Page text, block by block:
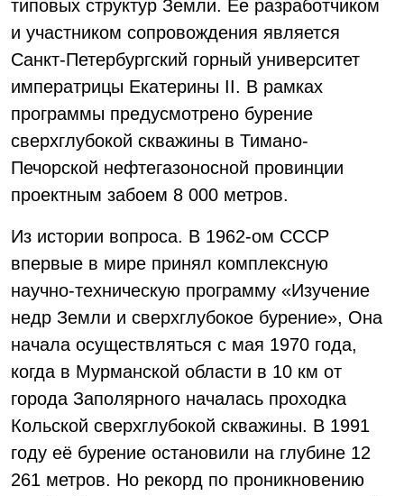
типовых структур Земли. Ее разработчиком
и участником сопровождения является
Санкт-Петербургский горный университет
императрицы Екатерины II. В рамках
программы предусмотрено бурение
сверхглубокой скважины в Тимано-
Печорской нефтегазоносной провинции
проектным забоем 8 000 метров.
Из истории вопроса. В 1962-ом СССР
впервые в мире принял комплексную
научно-техническую программу «Изучение
недр Земли и сверхглубокое бурение», Она
начала осуществляться с мая 1970 года,
когда в Мурманской области в 10 км от
города Заполярного началась проходка
Кольской сверхглубокой скважины. В 1991
году её бурение остановили на глубине 12
261 метров. Но рекорд по проникновению